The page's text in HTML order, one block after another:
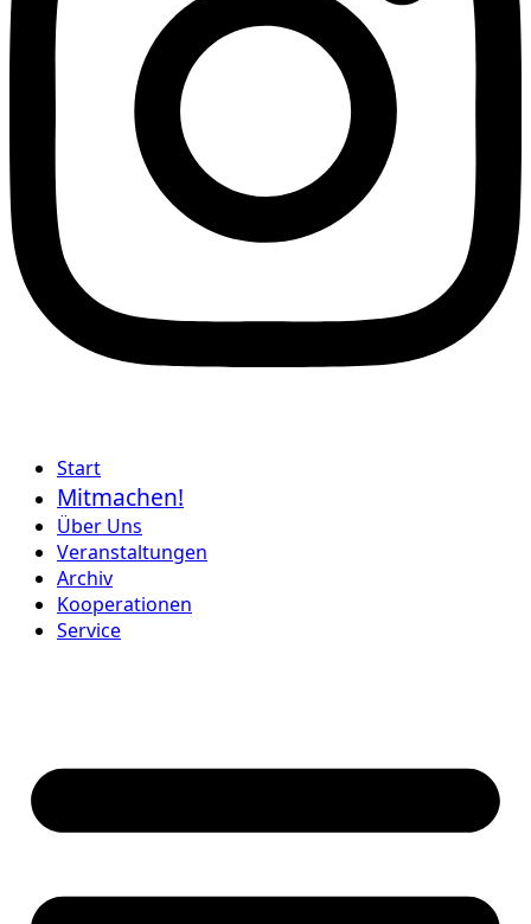
Start
Mitmachen!
Über Uns
Veranstaltungen
Archiv
Kooperationen
Service